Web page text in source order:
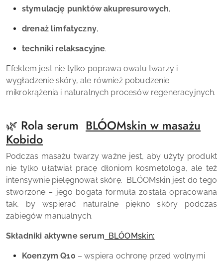
stymulację punktów akupresurowych,
drenaż limfatyczny,
techniki relaksacyjne.
Efektem jest nie tylko poprawa owalu twarzy i
wygładzenie skóry, ale również pobudzenie
mikrokrążenia i naturalnych procesów regeneracyjnych.
🌿 Rola serum BLÓOMskin w masażu
Kobido
Podczas masażu twarzy ważne jest, aby użyty produkt
nie tylko ułatwiał pracę dłoniom kosmetologa, ale też
intensywnie pielęgnował skórę. BLÓOMskinjest do tego
stworzone – jego bogata formuła została opracowana
tak, by wspierać naturalne piękno skóry podczas
zabiegów manualnych.
Składniki aktywne serum BLÓOMskin:
Koenzym Q10 – wspiera ochronę przed wolnymi